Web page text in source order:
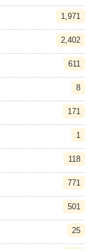
1,971
2,402
611
8
171
1
118
771
501
25